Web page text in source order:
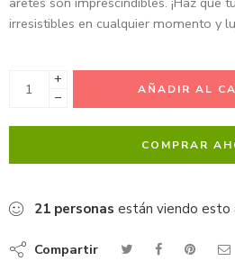
irresistibles en cualquier momento y
+
−
AÑADIR AL
COMPRAR
21 personas están viendo esto
Compartir